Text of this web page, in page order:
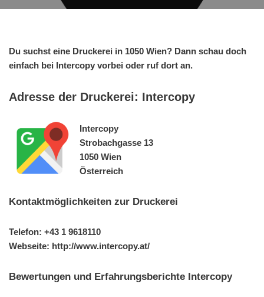
Du suchst eine Druckerei in 1050 Wien? Dann schau doch
einfach bei Intercopy vorbei oder ruf dort an.
Adresse der Druckerei: Intercopy
Intercopy
Strobachgasse 13
1050 Wien
Österreich
Kontaktmöglichkeiten zur Druckerei
Telefon: +43 1 9618110
Webseite: http://www.intercopy.at/
Bewertungen und Erfahrungsberichte Intercopy